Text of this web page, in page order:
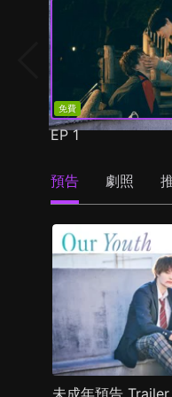
免費
EP1
預告 劇照
未成年預告 Trailer